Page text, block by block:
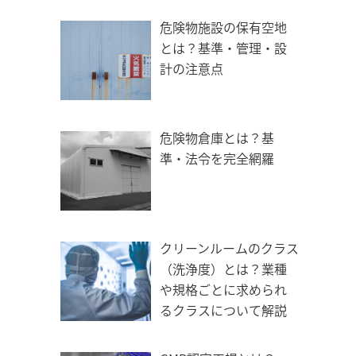
危険物施設の保有空地
とは？基準・管理・設
計の注意点
危険物倉庫とは？基
準・法令を完全網羅
クリーンルームのクラス
（洗浄度）とは？業種
や規格ごとに求められ
るクラスについて解説